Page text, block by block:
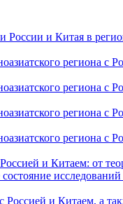
и Китая в
региона с
региона с
региона с
региона с
и Китаем: от
исследований
и Китаем, а